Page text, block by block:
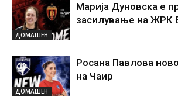
ДОМАШЕН
Марија Дуновска е
засилување на ЖРК
ДОМАШЕН
Росана Павлова
на Чаир